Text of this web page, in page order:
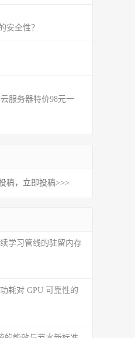
安全性？
服务器特价98元一
稿，立即投稿>>>
学习管线的驻留内存
耗对 GPU 可靠性的